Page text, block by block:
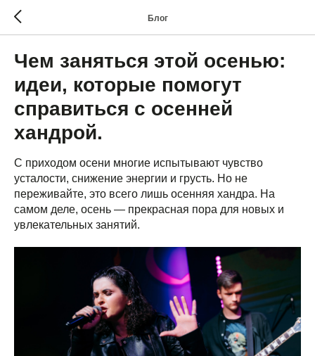
Блог
Чем заняться этой осенью:
идеи, которые помогут
справиться с осенней
хандрой.
С приходом осени многие испытывают чувство
усталости, снижение энергии и грусть. Но не
переживайте, это всего лишь осенняя хандра. На
самом деле, осень — прекрасная пора для новых и
увлекательных занятий.